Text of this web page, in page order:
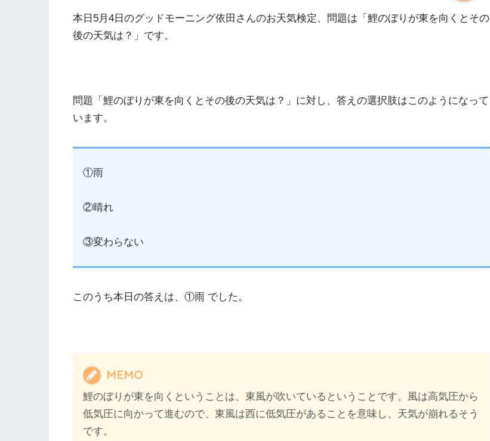
本日5月4日のグッドモーニング依田さんのお天気検定、問題は「鯉のぼりが東を向くとその
後の天気は？」です。
問題「鯉のぼりが東を向くとその後の天気は？」に対し、答えの選択肢はこのようになって
います。
①雨
②晴れ
③変わらない
このうち本日の答えは、①雨 でした。
MEMO
鯉のぼりが東を向くということは、東風が吹いているということです。風は高気圧から
低気圧に向かって進むので、東風は西に低気圧があることを意味し、天気が崩れるそう
です。